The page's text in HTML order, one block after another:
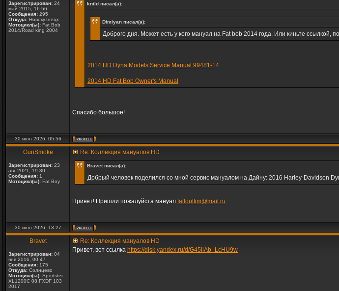
Зарегистрирован: 24
май 2015, 16:56
Сообщения: 295
Откуда: Новокузнецк
Мотоцикл(ы): Fat Bob
2014/Road king 2004
knild писал(а):
Dimiyan писал(а):
Доброго дня. Может есть у кого мануал на Fat bob 2014 года. Или киньте ссылкой,
2014 HD Dyna Models Service Manual 99481-14
2014 HD Fat Bob Owner's Manual
Спасибо большое!
30 июн 2026, 05:56
GunSmoke
Зарегистрирован: 23
авг 2021, 19:30
Сообщения: 1
Мотоцикл(ы): Fat Boy
Re: Коллекция мануалов HD
Bravet писал(а):
Добрый человек поделился со мной сервис мануалом на Дайну: 2016 Harley-Davidson
Привет! Пришли пожалуйста мануал fallouttim@mail.ru
30 июл 2026, 13:27
Bravet
Зарегистрирован: 04
янв 2016, 00:47
Сообщения: 175
Откуда: Солнцево
Мотоцикл(ы): Sportster
XL1200C 08,FXDF 103
2017
Re: Коллекция мануалов HD
Привет, вот ссылка https://disk.yandex.ru/d/G45iiAb_LcHU9w